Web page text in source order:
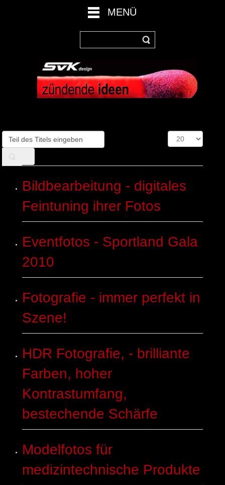
MENÜ
Teil
des
Anzeige
#
Bildbearbeitung - digitales
Feintuning ihrer Fotos
Eventfotos - Sportland Gala
2010
Fotografie - immer perfekt in
Szene!
HDR Fotografie, - brilliante
Farben, hoher
Kontrastumfang,
bestechende Schärfe
Modelfotos für
medizintechnische Produkte